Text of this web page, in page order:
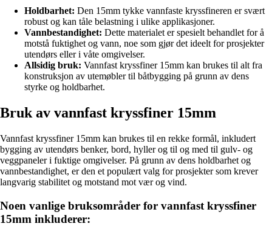
Holdbarhet: Den 15mm tykke vannfaste kryssfineren er svært
robust og kan tåle belastning i ulike applikasjoner.
Vannbestandighet: Dette materialet er spesielt behandlet for å
motstå fuktighet og vann, noe som gjør det ideelt for prosjekter
utendørs eller i våte omgivelser.
Allsidig bruk: Vannfast kryssfiner 15mm kan brukes til alt fra
konstruksjon av utemøbler til båtbygging på grunn av dens
styrke og holdbarhet.
Bruk av vannfast kryssfiner 15mm
Vannfast kryssfiner 15mm kan brukes til en rekke formål, inkludert
bygging av utendørs benker, bord, hyller og til og med til gulv- og
veggpaneler i fuktige omgivelser. På grunn av dens holdbarhet og
vannbestandighet, er den et populært valg for prosjekter som krever
langvarig stabilitet og motstand mot vær og vind.
Noen vanlige bruksområder for vannfast kryssfiner
15mm inkluderer: